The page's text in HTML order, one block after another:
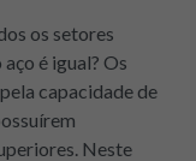
os setores
é igual? Os
capacidade de
Neste